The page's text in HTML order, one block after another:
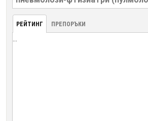
РЕЙТИНГ ПРЕПОРЪКИ
...